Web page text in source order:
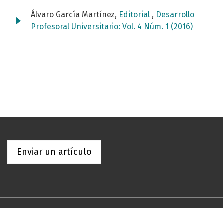
Álvaro García Martínez, Editorial , Desarrollo
Profesoral Universitario: Vol. 4 Núm. 1 (2016)
Enviar un artículo